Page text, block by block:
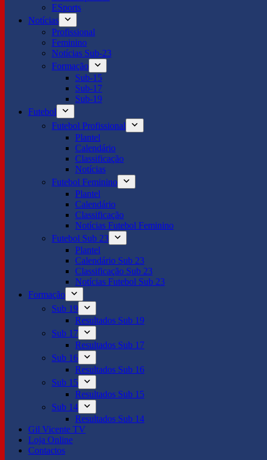
ESports
Notícias
Profissional
Feminino
Notícias Sub-23
Formação
Sub-15
Sub-17
Sub-19
Futebol
Futebol Profissional
Plantel
Calendário
Classificação
Notícias
Futebol Feminino
Plantel
Calendário
Classificação
Notícias Futebol Feminino
Futebol Sub 23
Plantel
Calendário Sub 23
Classificação Sub 23
Notícias Futebol Sub 23
Formação
Sub 19
Resultados Sub 19
Sub 17
Resultados Sub 17
Sub 16
Resultados Sub 16
Sub 15
Resultados Sub 15
Sub 14
Resultados Sub 14
Gil Vicente TV
Loja Online
Contactos